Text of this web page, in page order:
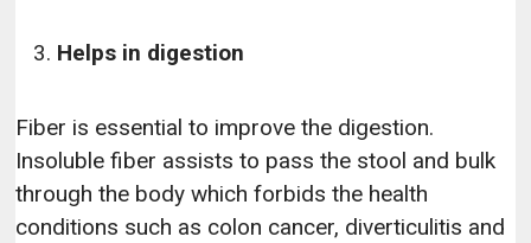
Helps in digestion
Fiber is essential to improve the digestion.
Insoluble fiber assists to pass the stool and bulk
through the body which forbids the health
conditions such as colon cancer, diverticulitis and